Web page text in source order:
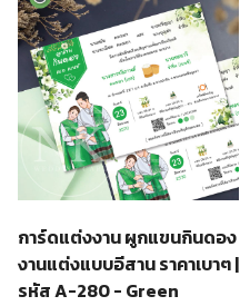
การ์ดแต่งงาน ผูกแขนกินดอง
งานแต่งแบบอีสาน ราคาเบาๆ |
รหัส A-280 - Green